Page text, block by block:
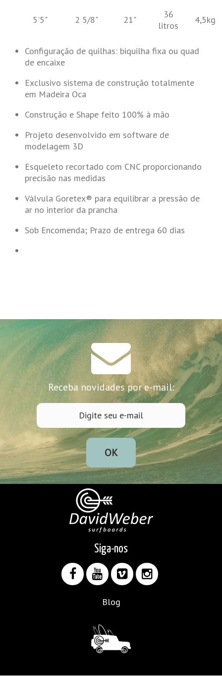
5'5" 2 5/8" 21"
36
litros
4,5kg
Configuração de quilhas: biquilha fixa ou quad
de encaixe
Exclusivo sistema de construção totalmente
em Madeira Oca
Construção e Shape feito 100% à mão
Projeto desenvolvido em software de
modelagem 3D
Esqueleto recortado com CNC proporcionando
precisão nas medidas
Válvula Goretex® para equilibrar a pressão de
ar no interior da prancha
Sob Encomenda; Prazo de entrega 60 dias
Receba novidades por e-mail:
OK
Siga-nos
Blog